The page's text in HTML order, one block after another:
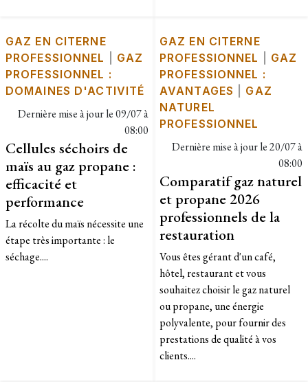
GAZ EN CITERNE
PROFESSIONNEL
GAZ
PROFESSIONNEL :
DOMAINES D'ACTIVITÉ
Dernière mise à jour le09/07 à
08:00
Cellules séchoirs de
maïs au gaz propane :
efficacité et
performance
​La récolte du maïs nécessite une
étape très importante : le
séchage....
GAZ EN CITERNE
PROFESSIONNEL
GAZ
PROFESSIONNEL :
AVANTAGES
GAZ
NATUREL
PROFESSIONNEL
Dernière mise à jour le20/07 à
08:00
Comparatif gaz naturel
et propane 2026
professionnels de la
restauration
Vous êtes gérant d'un café,
hôtel, restaurant et vous
souhaitez choisir le gaz naturel
ou propane, une énergie
polyvalente, pour fournir des
prestations de qualité à vos
clients....